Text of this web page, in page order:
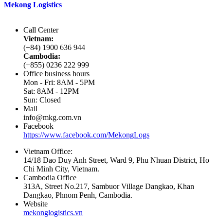
Mekong Logistics
Call Center
Vietnam:
(+84) 1900 636 944
Cambodia:
(+855) 0236 222 999
Office business hours
Mon - Fri: 8AM - 5PM
Sat: 8AM - 12PM
Sun: Closed
Mail
info@mkg.com.vn
Facebook
https://www.facebook.com/MekongLogs
Vietnam Office:
14/18 Dao Duy Anh Street, Ward 9, Phu Nhuan District, Ho
Chi Minh City, Vietnam.
Cambodia Office
313A, Street No.217, Sambuor Village Dangkao, Khan
Dangkao, Phnom Penh, Cambodia.
Website
mekonglogistics.vn